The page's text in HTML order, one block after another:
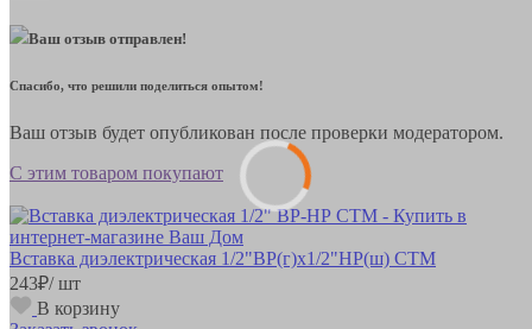
Ваш отзыв отправлен!
Спасибо, что решили поделиться опытом!
Ваш отзыв будет опубликован после проверки модератором.
С этим товаром покупают
Вставка диэлектрическая 1/2"ВР(г)х1/2"НР(ш) СТМ
243₽/ шт
В корзину